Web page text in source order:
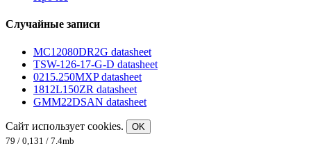
Случайные записи
MC12080DR2G datasheet
TSW-126-17-G-D datasheet
0215.250MXP datasheet
1812L150ZR datasheet
GMM22DSAN datasheet
Сайт использует cookies.
OK
79 / 0,131 / 7.4mb